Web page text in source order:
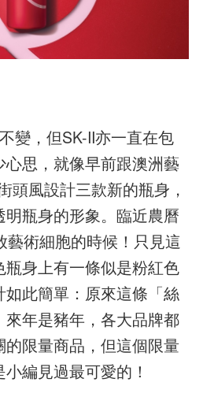
變，但SK-II亦一直在包
思，就像早前跟澳洲藝
頭風設計三款新的瓶身，
瓶身的形象。臨近農曆
藝術細胞的時候！只見這
身上有一條似是粉紅色
此簡單：原來這條「絲
年是豬年，各大品牌都
限量商品，但這個限量
編見過最可愛的！